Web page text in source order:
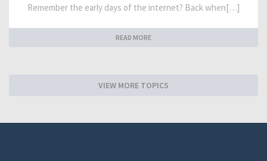
Remember the early days of the internet? Back when[…]
READ MORE
VIEW MORE TOPICS